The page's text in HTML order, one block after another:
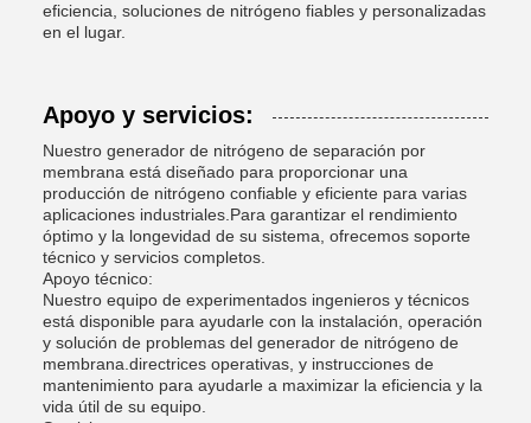
eficiencia, soluciones de nitrógeno fiables y personalizadas
en el lugar.
Apoyo y servicios:
Nuestro generador de nitrógeno de separación por
membrana está diseñado para proporcionar una
producción de nitrógeno confiable y eficiente para varias
aplicaciones industriales.Para garantizar el rendimiento
óptimo y la longevidad de su sistema, ofrecemos soporte
técnico y servicios completos.
Apoyo técnico:
Nuestro equipo de experimentados ingenieros y técnicos
está disponible para ayudarle con la instalación, operación
y solución de problemas del generador de nitrógeno de
membrana.directrices operativas, y instrucciones de
mantenimiento para ayudarle a maximizar la eficiencia y la
vida útil de su equipo.